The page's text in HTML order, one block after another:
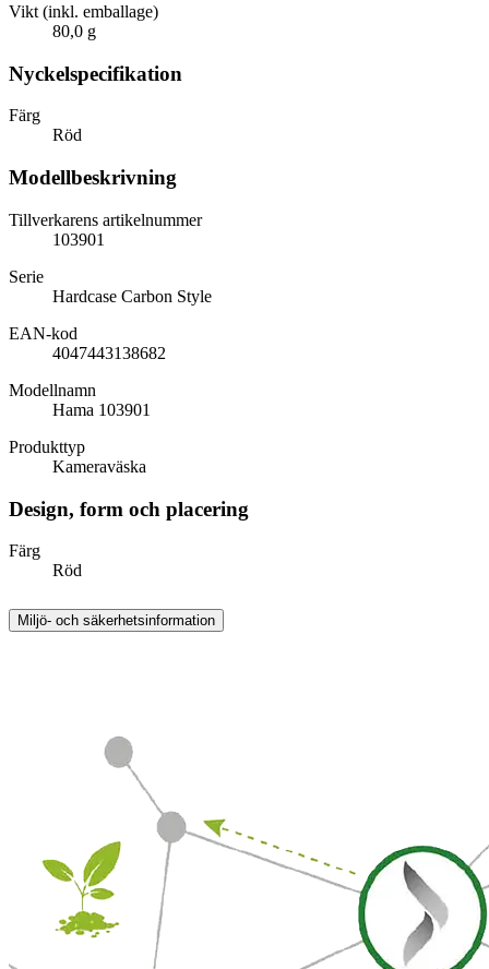
Vikt (inkl. emballage)
80,0 g
Nyckelspecifikation
Färg
Röd
Modellbeskrivning
Tillverkarens artikelnummer
103901
Serie
Hardcase Carbon Style
EAN-kod
4047443138682
Modellnamn
Hama 103901
Produkttyp
Kameraväska
Design, form och placering
Färg
Röd
Miljö- och säkerhetsinformation